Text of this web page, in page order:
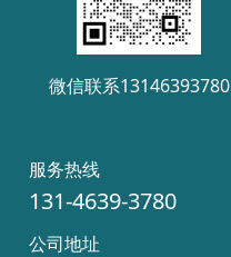
微信联系13146393780
服务热线
131-4639-3780
公司地址